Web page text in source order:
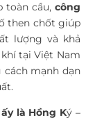
toàn cầu, công
then chốt giúp
lượng và khả
tại Việt Nam
cách mạnh dạn
là Hồng Ký –